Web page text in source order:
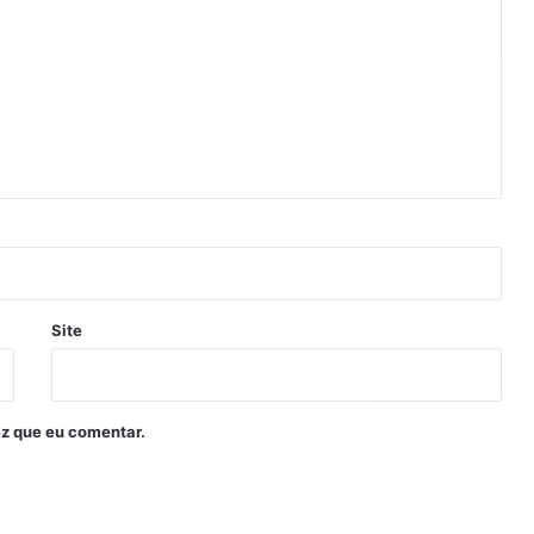
Site
que eu comentar.